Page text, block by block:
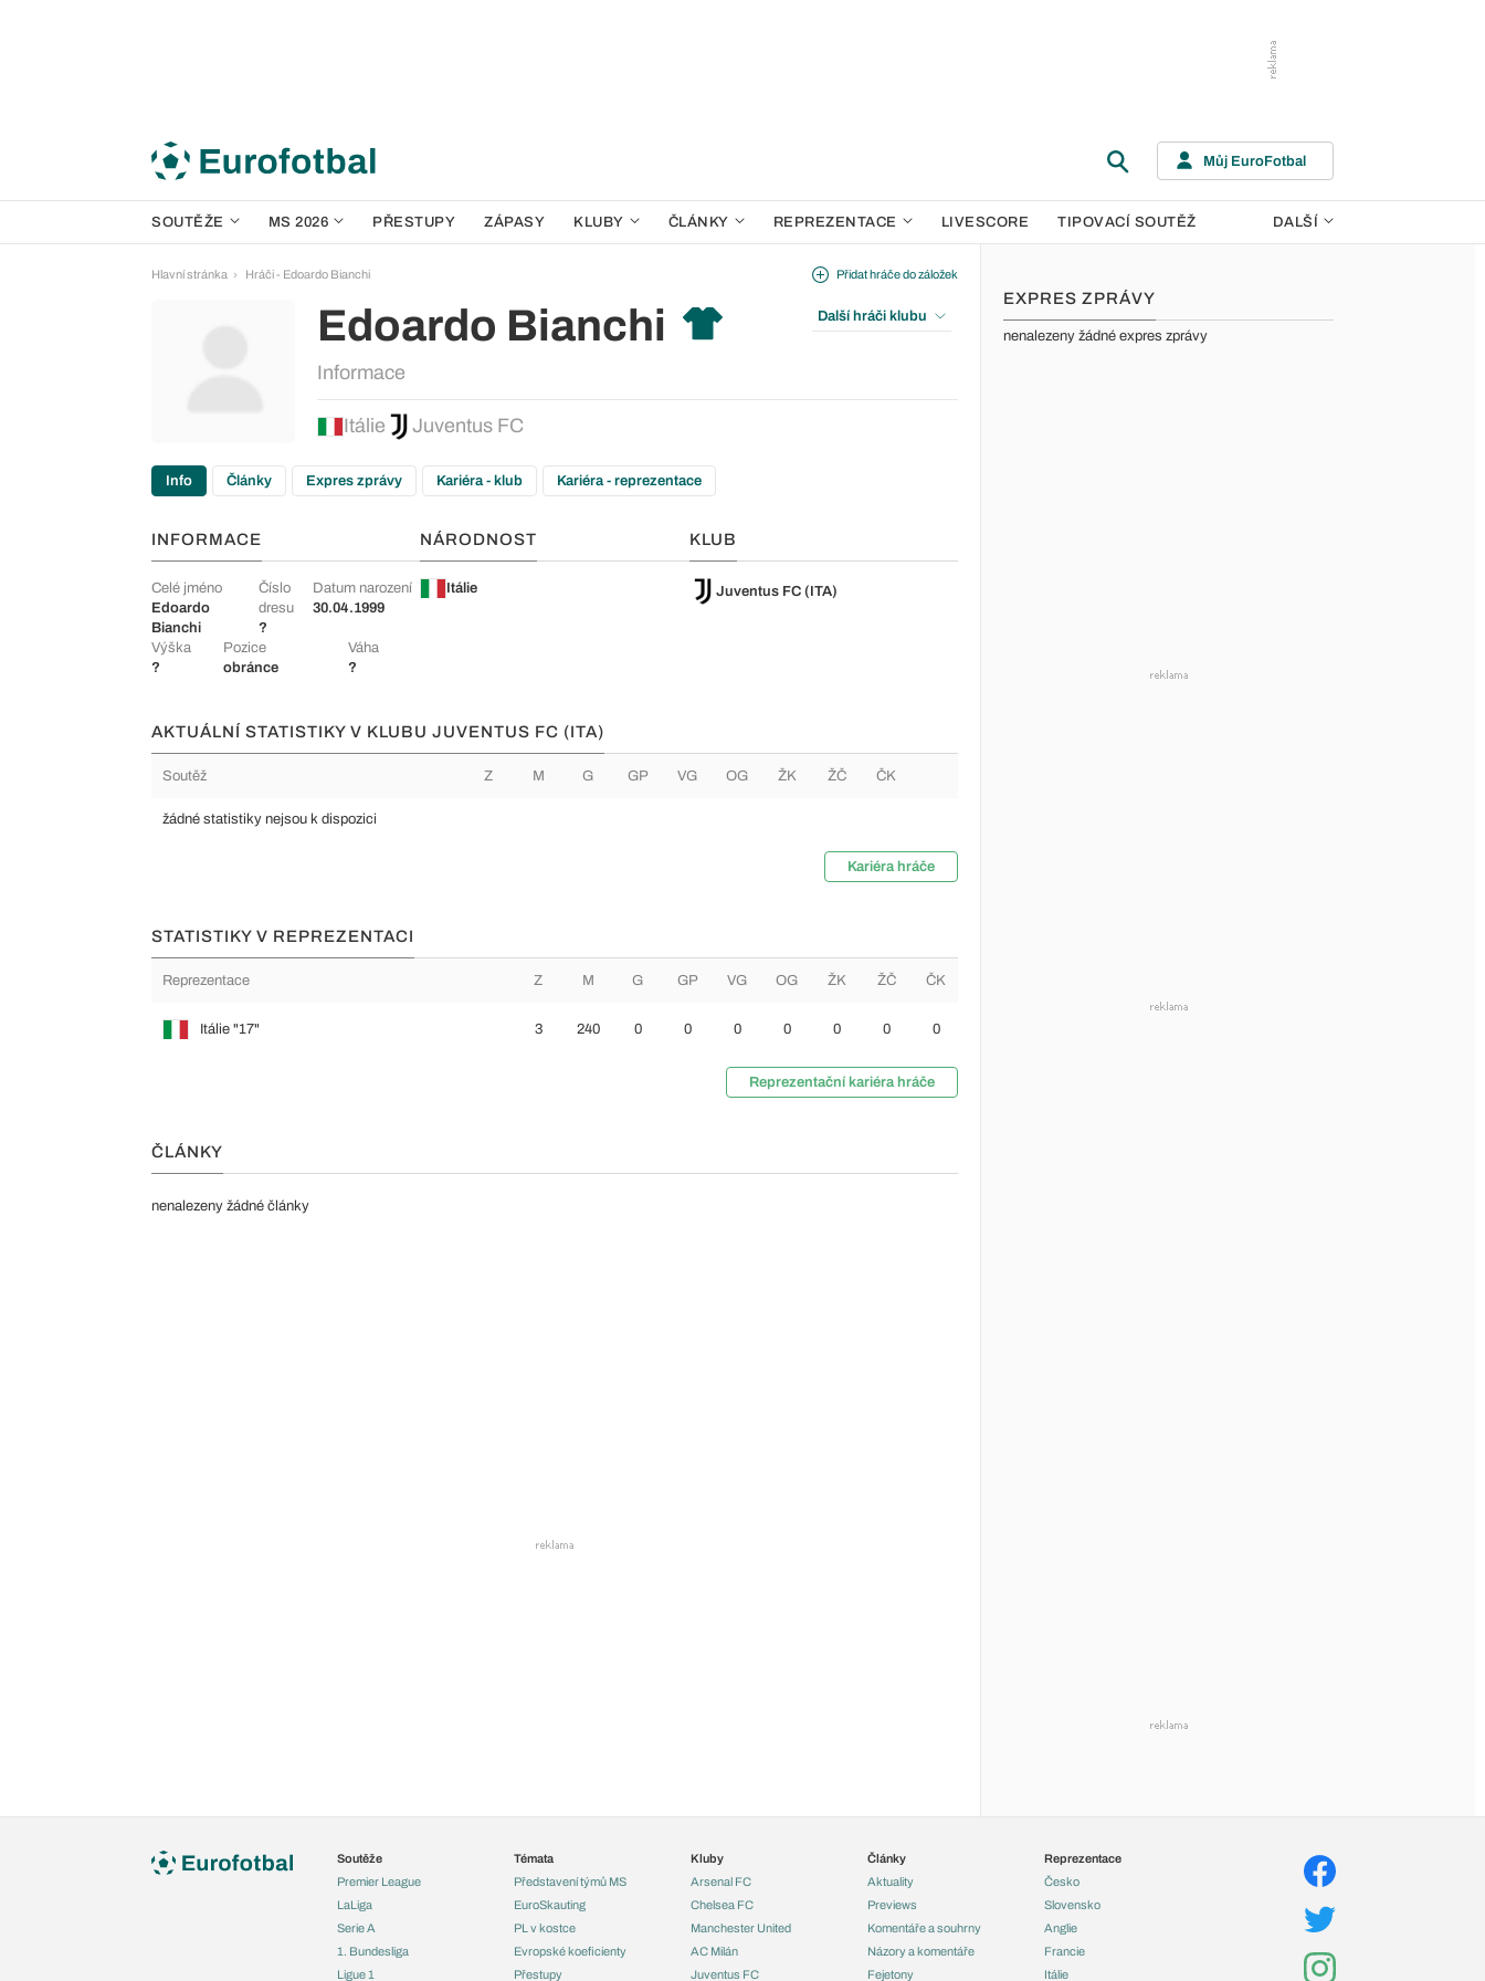
Můj EuroFotbal
SOUTĚŽE MS 2026 PŘESTUPY ZÁPASY KLUBY ČLÁNKY REPREZENTACE LIVESCORE TIPOVACÍ SOUTĚŽ DALŠÍ
Hlavní stránka Hráči - Edoardo Bianchi
Edoardo Bianchi
Informace
Itálie Juventus FC
Přidat hráče do záložek
Další hráči klubu
Info Články Expres zprávy Kariéra - klub Kariéra - reprezentace
INFORMACE
Celé jméno
Edoardo
Bianchi
Číslo
dresu
?
Datum narození
30.04.1999
Výška
?
Pozice
obránce
Váha
?
NÁRODNOST
Itálie
KLUB
Juventus FC (ITA)
AKTUÁLNÍ STATISTIKY V KLUBU JUVENTUS FC (ITA)
Soutěž Z M G GP VG OG ŽK ŽČ ČK
žádné statistiky nejsou k dispozici
Kariéra hráče
STATISTIKY V REPREZENTACI
Reprezentace Z M G GP VG OG ŽK ŽČ ČK
Itálie "17" 3 240 0 0 0 0 0 0 0
Reprezentační kariéra hráče
ČLÁNKY
nenalezeny žádné články
EXPRES ZPRÁVY
nenalezeny žádné expres zprávy
Soutěže
Premier League
LaLiga
Serie A
1. Bundesliga
Ligue 1
Témata
Představení týmů MS
EuroSkauting
PL v kostce
Evropské koeficienty
Přestupy
Kluby
Arsenal FC
Chelsea FC
Manchester United
AC Milán
Juventus FC
Články
Aktuality
Previews
Komentáře a souhrny
Názory a komentáře
Fejetony
Reprezentace
Česko
Slovensko
Anglie
Francie
Itálie